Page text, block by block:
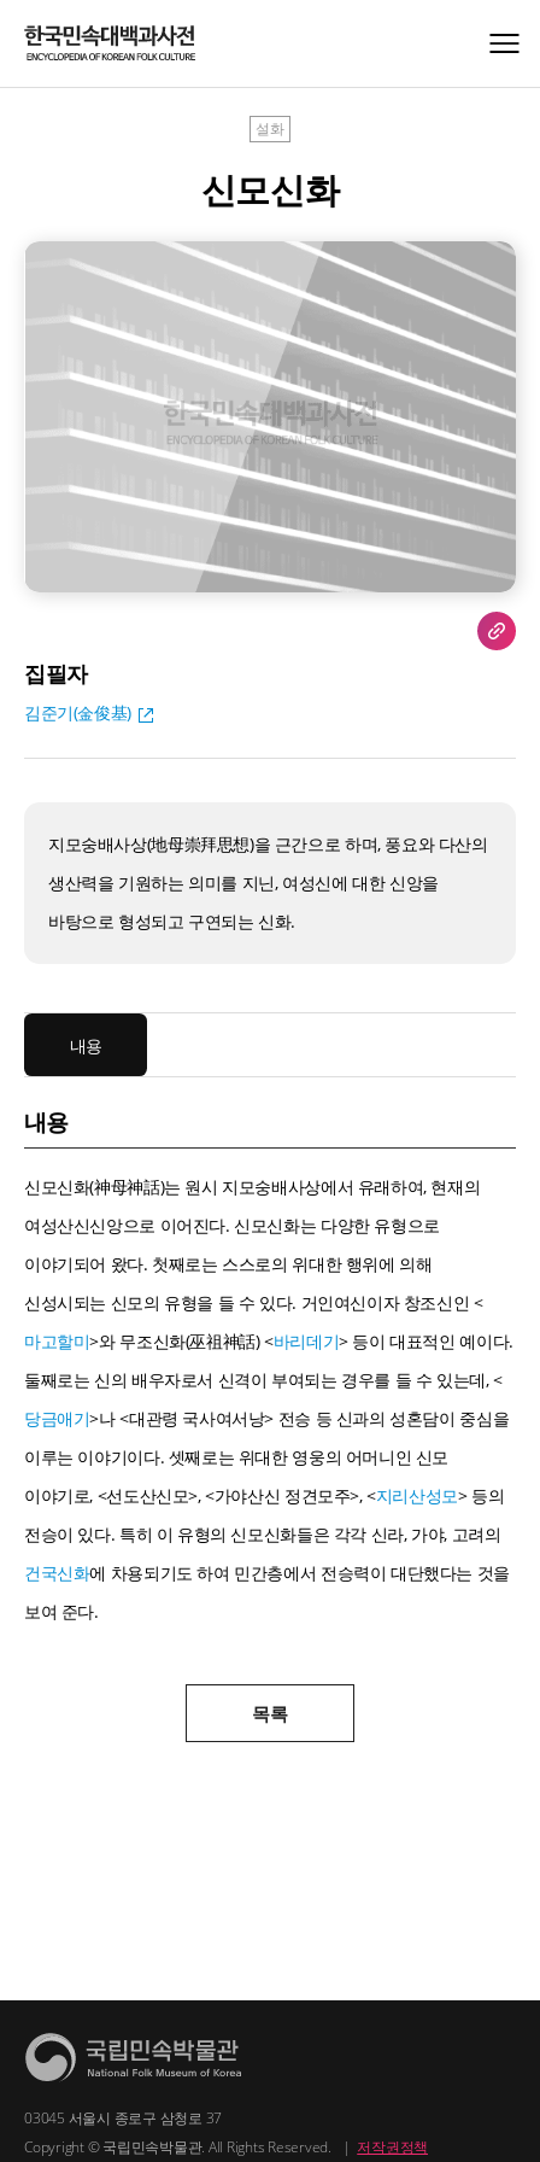
설화
신모신화
집필자
김준기(金俊基)
지모숭배사상(地母崇拜思想)을 근간으로 하며, 풍요와 다산의
생산력을 기원하는 의미를 지닌, 여성신에 대한 신앙을
바탕으로 형성되고 구연되는 신화.
내용
내용
신모신화(神母神話)는 원시 지모숭배사상에서 유래하여, 현재의
여성산신신앙으로 이어진다. 신모신화는 다양한 유형으로
이야기되어 왔다. 첫째로는 스스로의 위대한 행위에 의해
신성시되는 신모의 유형을 들 수 있다. 거인여신이자 창조신인 <
마고할미>와 무조신화(巫祖神話) <바리데기> 등이 대표적인 예이다.
둘째로는 신의 배우자로서 신격이 부여되는 경우를 들 수 있는데, <
당금애기>나 <대관령 국사여서낭> 전승 등 신과의 성혼담이 중심을
이루는 이야기이다. 셋째로는 위대한 영웅의 어머니인 신모
이야기로, <선도산신모>, <가야산신 정견모주>, <지리산성모> 등의
전승이 있다. 특히 이 유형의 신모신화들은 각각 신라, 가야, 고려의
건국신화에 차용되기도 하여 민간층에서 전승력이 대단했다는 것을
보여 준다.
목록
03045 서울시 종로구 삼청로 37
Copyright © 국립민속박물관. All Rights Reserved.
| 저작권정책